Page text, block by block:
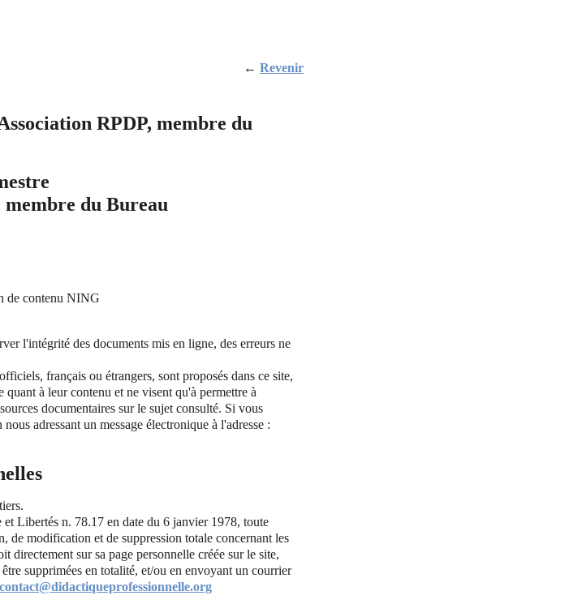
← Revenir
RPDP, membre du
membre du Bureau
de contenu NING
l'intégrité des documents mis en ligne, des erreurs ne
français ou étrangers, sont proposés dans ce site,
quant à leur contenu et ne visent qu'à permettre à
documentaires sur le sujet consulté. Si vous
adressant un message électronique à l'adresse :
Libertés n. 78.17 en date du 6 janvier 1978, toute
de modification et de suppression totale concernant les
directement sur sa page personnelle créée sur le site,
supprimées en totalité, et/ou en envoyant un courrier
contact@didactiqueprofessionnelle.org